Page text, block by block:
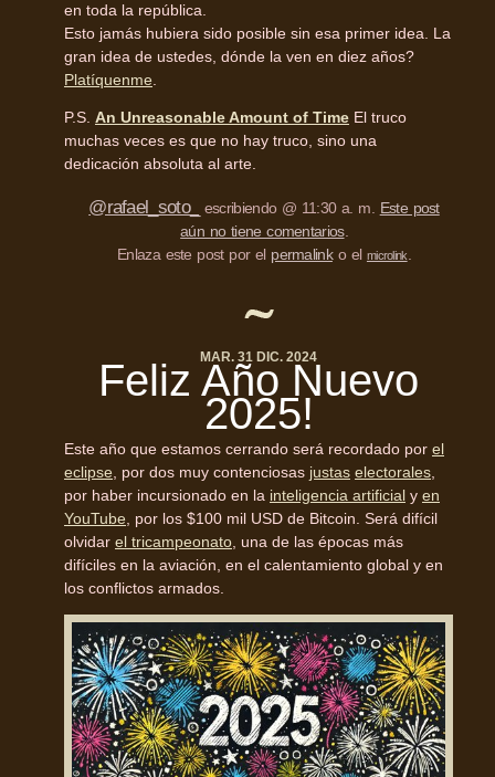
en toda la república.
Esto jamás hubiera sido posible sin esa primer idea. La
gran idea de ustedes, dónde la ven en diez años?
Platíquenme
P.S. An Unreasonable Amount of Time El truco
muchas veces es que no hay truco, sino una
dedicación absoluta al arte.
@rafael_soto_ escribiendo @ 11:30 a. m. Este post
aún no tiene comentarios.
Enlaza este post por el permalinko el microlink
MAR. 31 DIC. 2024
Feliz Año Nuevo
2025!
Este año que estamos cerrando será recordado por el
eclipse , por dos muy contenciosas justas electorales
por haber incursionado en la inteligencia artificial y en
YouTube , por los $100 mil USD de Bitcoin. Será difícil
olvidar el tricampeonato , una de las épocas más
difíciles en la aviación, en el calentamiento global y en
los conflictos armados.